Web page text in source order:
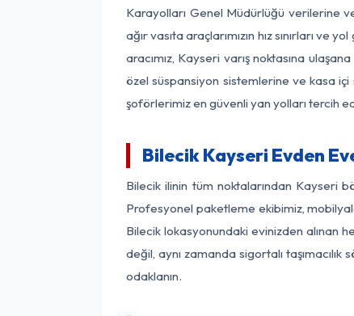
Karayolları Genel Müdürlüğü verilerine
ağır vasıta araçlarımızın hız sınırları
aracımız, Kayseri varış noktasına
özel süspansiyon sistemlerine ve kasa
şoförlerimiz en güvenli yan yolları tercih
Bilecik Kayseri Evden
Bilecik ilinin tüm noktalarından Kayseri
Profesyonel paketleme ekibimiz,
Bilecik lokasyonundaki evinizden alınan
değil, aynı zamanda sigortalı taşımacılık
odaklanın.